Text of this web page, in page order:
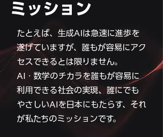
ミッション
​たとえば、生成AIは急速に進歩を
遂げていますが、誰もが容易にアク
セスできるとは限りません。
AI・数学のチカラを誰もが容易に
利用できる社会の実現、誰にでも
やさしいAIを日本にもたらす、それ
が私たちのミッションです。